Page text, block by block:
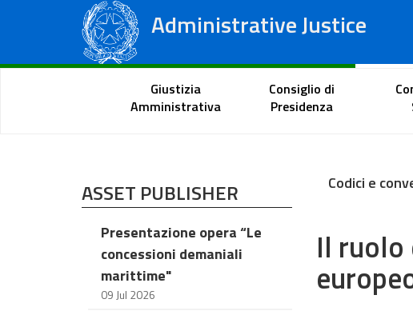
Administrative Justice
Regional Administrative Courts
Citizen Portal
Giustizia
Amministrativa
Consiglio di
Presidenza
ASSET PUBLISHER
Presentazione opera “Le
concessioni demaniali
marittime"
09 Jul 2026
Codici e
Il ruolo